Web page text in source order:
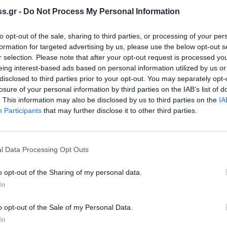
- Do Not Process My Personal Information
opt-out of the sale, sharing to third parties, or processing of your
for targeted advertising by us, please use the below opt-out
selection. Please note that after your opt-out request is processed
interest-based ads based on personal information utilized by us
to third parties prior to your opt-out. You may separately
of your personal information by third parties on the IAB’s list of
This information may also be disclosed by us to third parties on the
Participants that may further disclose it to other third parties.
Data Processing Opt Outs
opt-out of the Sharing of my personal data.
opt-out of the Sale of my Personal Data.
των κτιρίων τους (έκδοση άδειας
λάβουν αντίστοιχα την στεγαστική
εργασίες που θα πραγματοποιήσουν,
σε κάθε στάδιο εργασιών.
Ενότητας Βοιών είναι το Τ.Α.Σ.
Νομού Μεσσηνίας.